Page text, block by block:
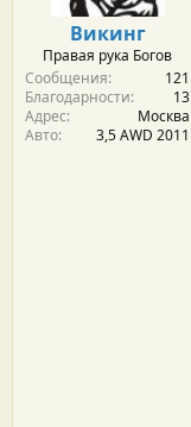
а
л
а
Викинг
Правая рука Богов
Сообщения
121
Благодарности
13
Адрес
Москва
Авто
3,5 AWD 2011